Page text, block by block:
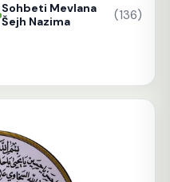
Sohbeti Mevlana
Šejh Nazima
(136)